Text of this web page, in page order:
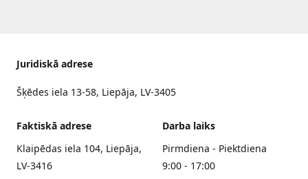
Juridiskā adrese
Šķēdes iela 13-58, Liepāja, LV-3405
Faktiskā adrese
Klaipēdas iela 104, Liepāja,
LV-3416
Darba laiks
Pirmdiena - Piektdiena
9:00 - 17:00